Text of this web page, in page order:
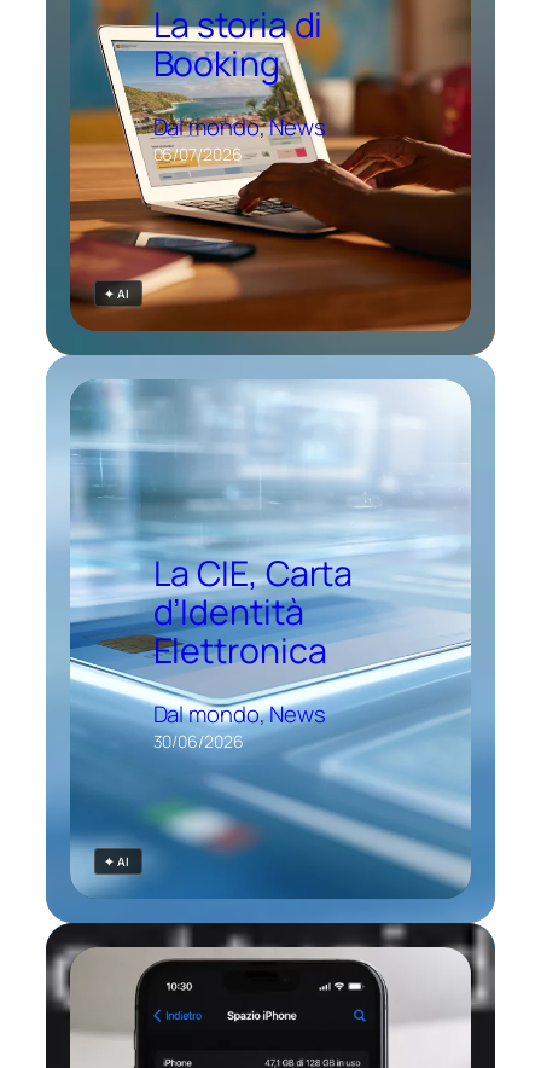
✦ AI
La storia di
Booking
Dal mondo, News
06/07/2026
✦ AI
La CIE, Carta
d’Identità
Elettronica
Dal mondo, News
30/06/2026